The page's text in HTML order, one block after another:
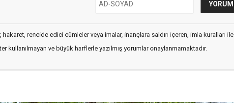
hakaret, rencide edici cümleler veya imalar, inançlara saldırı içeren, imla kuralları ile
kullanılmayan ve büyük harflerle yazılmış yorumlar onaylanmamaktadır.